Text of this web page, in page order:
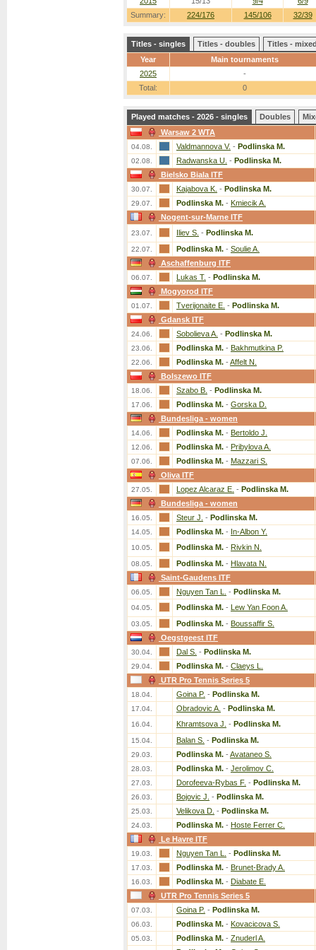
Summary: 224/176 145/106 32/39
Titles - singles Titles - doubles
Titles -
Year
Main tournaments
2025
-
Total:
0
Played matches - 2026 - singles Doubles
Warsaw 2 WTA
04.08. Valdmannova V. - Podlinska M.
02.08. Radwanska U. - Podlinska M.
Bielsko Biala ITF
30.07. Kajabova K. - Podlinska M.
29.07. Podlinska M. - Kmiecik A.
Nogent-sur-Marne ITF
23.07. Iliev S. - Podlinska M.
22.07. Podlinska M. - Soulie A.
Aschaffenburg ITF
06.07. Lukas T. - Podlinska M.
Mogyorod ITF
01.07. Tverijonaite E. - Podlinska M.
Gdansk ITF
24.06. Sobolieva A. - Podlinska M.
23.06. Podlinska M. - Bakhmutkina P.
22.06. Podlinska M. - Affelt N.
Bolszewo ITF
18.06. Szabo B. - Podlinska M.
17.06. Podlinska M. - Gorska D.
Bundesliga - women
14.06. Podlinska M. - Bertoldo J.
12.06. Podlinska M. - Pribylova A.
07.06. Podlinska M. - Mazzari S.
Oliva ITF
27.05. Lopez Alcaraz E. - Podlinska M.
Bundesliga - women
16.05. Steur J. - Podlinska M.
14.05. Podlinska M. - In-Albon Y.
10.05. Podlinska M. - Rivkin N.
08.05. Podlinska M. - Hlavata N.
Saint-Gaudens ITF
06.05. Nguyen Tan L. - Podlinska M.
04.05. Podlinska M. - Lew Yan Foon A.
03.05. Podlinska M. - Boussaffir S.
Oegstgeest ITF
30.04. Dal S. - Podlinska M.
29.04. Podlinska M. - Claeys L.
UTR Pro Tennis Series 5
18.04. Goina P. - Podlinska M.
17.04. Obradovic A. - Podlinska M.
16.04. Khramtsova J. - Podlinska M.
15.04. Balan S. - Podlinska M.
29.03. Podlinska M. - Avataneo S.
28.03. Podlinska M. - Jerolimov C.
27.03. Dorofeeva-Rybas F. - Podlinska M.
26.03. Bojovic J. - Podlinska M.
25.03. Velikova D. - Podlinska M.
24.03. Podlinska M. - Hoste Ferrer C.
Le Havre ITF
19.03. Nguyen Tan L. - Podlinska M.
17.03. Podlinska M. - Brunet-Brady A.
16.03. Podlinska M. - Diabate E.
UTR Pro Tennis Series 5
07.03. Goina P. - Podlinska M.
06.03. Podlinska M. - Kovacicova S.
05.03. Podlinska M. - Znuderl A.